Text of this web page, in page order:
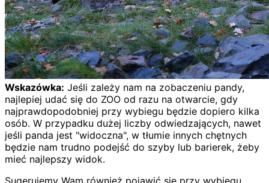
Wskazówka: Jeśli zależy nam na zobaczeniu pandy,
najlepiej udać się do ZOO od razu na otwarcie, gdy
najprawdopodobniej przy wybiegu będzie dopiero kilka
osób. W przypadku dużej liczby odwiedzających, nawet
jeśli panda jest "widoczna", w tłumie innych chętnych
będzie nam trudno podejść do szyby lub barierek, żeby
mieć najlepszy widok.
Sugerujemy Wam również pojawić się przy wybiegu